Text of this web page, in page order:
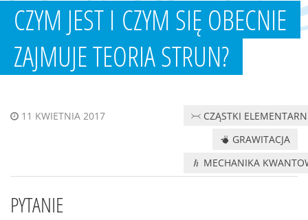
CZYM JEST I CZYM SIĘ OBECNIE
ZAJMUJE TEORIA STRUN?
11 KWIETNIA 2017
CZĄSTKI
GRAWITACJA
MECHANIKA
PYTANIE